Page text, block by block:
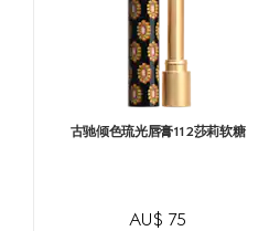
古驰倾色琉光唇膏112莎莉软糖
AU$ 75